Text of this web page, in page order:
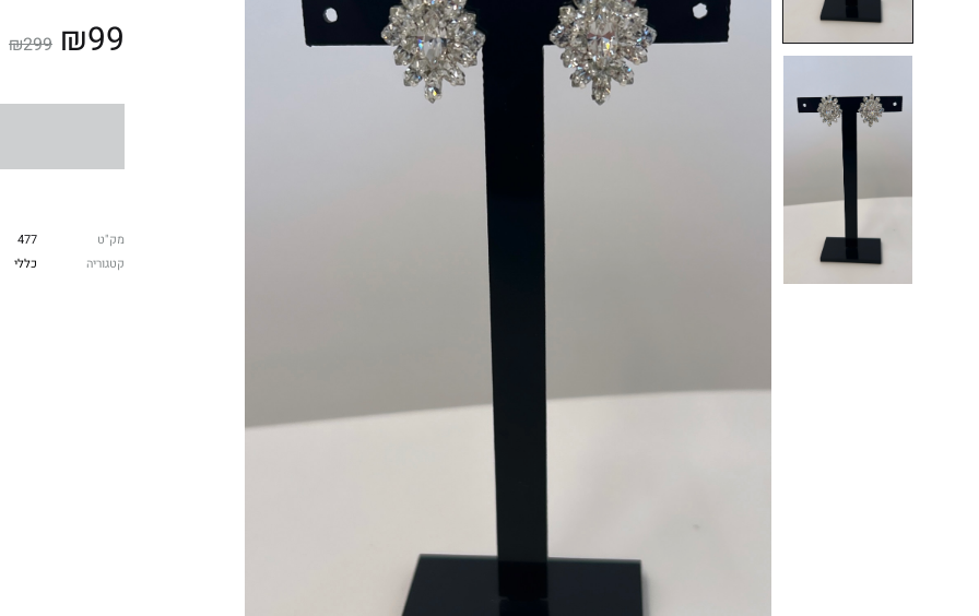
₪99
₪299
מק"ט
477
קטגוריה
כללי